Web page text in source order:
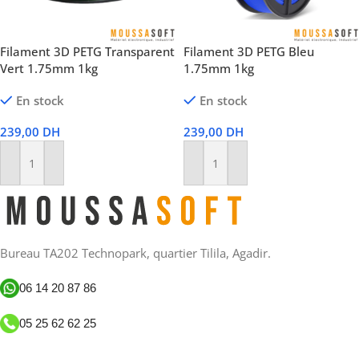
Filament 3D PETG Transparent
Vert 1.75mm 1kg
En stock
239,00 DH
Ajouter Au Panier
Filament 3D PETG Bleu
1.75mm 1kg
En stock
239,00 DH
Ajouter Au Panier
Bureau TA202 Technopark, quartier Tilila, Agadir.
06 14 20 87 86
05 25 62 62 25